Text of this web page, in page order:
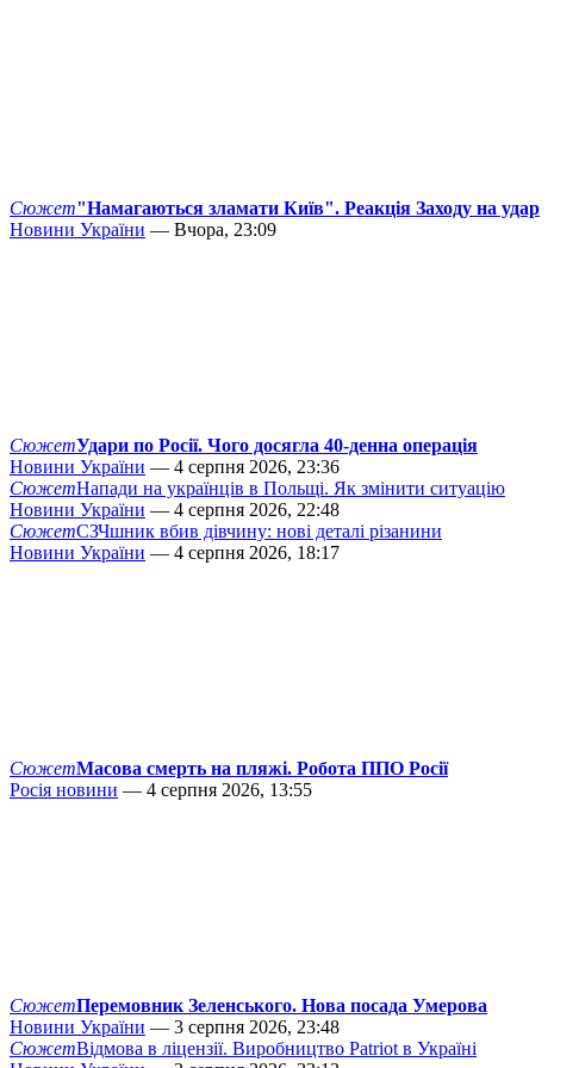
Сюжет"Намагаються зламати Київ". Реакція Заходу на удар
Новини України — Вчора, 23:09
СюжетУдари по Росії. Чого досягла 40-денна операція
Новини України — 4 серпня 2026, 23:36
СюжетНапади на українців в Польщі. Як змінити ситуацію
Новини України — 4 серпня 2026, 22:48
СюжетСЗЧшник вбив дівчину: нові деталі різанини
Новини України — 4 серпня 2026, 18:17
СюжетМасова смерть на пляжі. Робота ППО Росії
Росія новини — 4 серпня 2026, 13:55
СюжетПеремовник Зеленського. Нова посада Умерова
Новини України — 3 серпня 2026, 23:48
СюжетВідмова в ліцензії. Виробництво Patriot в Україні